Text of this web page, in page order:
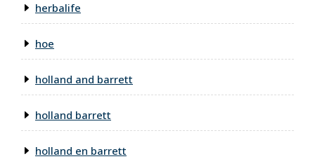
herbalife
hoe
holland and barrett
holland barrett
holland en barrett